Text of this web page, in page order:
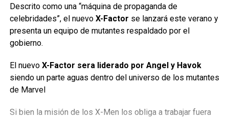
Descrito como una “máquina de propaganda de
celebridades”, el nuevo X-Factor se lanzará este verano y
presenta un equipo de mutantes respaldado por el
gobierno.
El nuevo X-Factor sera liderado por Angel y Havok
siendo un parte aguas dentro del universo de los mutantes
de Marvel
Si bien la misión de los X-Men los obliga a trabajar fuera